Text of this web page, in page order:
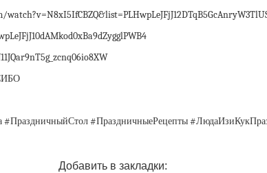
#ПраздничныеРецепты
Добавить в закладки: